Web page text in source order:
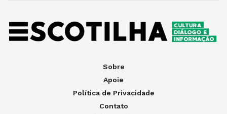
Sobre
Apoie
Política de Privacidade
Contato